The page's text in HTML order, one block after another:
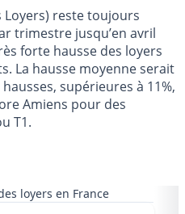
Loyers) reste toujours
trimestre jusqu’en avril
forte hausse des loyers
La hausse moyenne serait
supérieures à 11%,
Amiens pour des
T1.
loyers en France